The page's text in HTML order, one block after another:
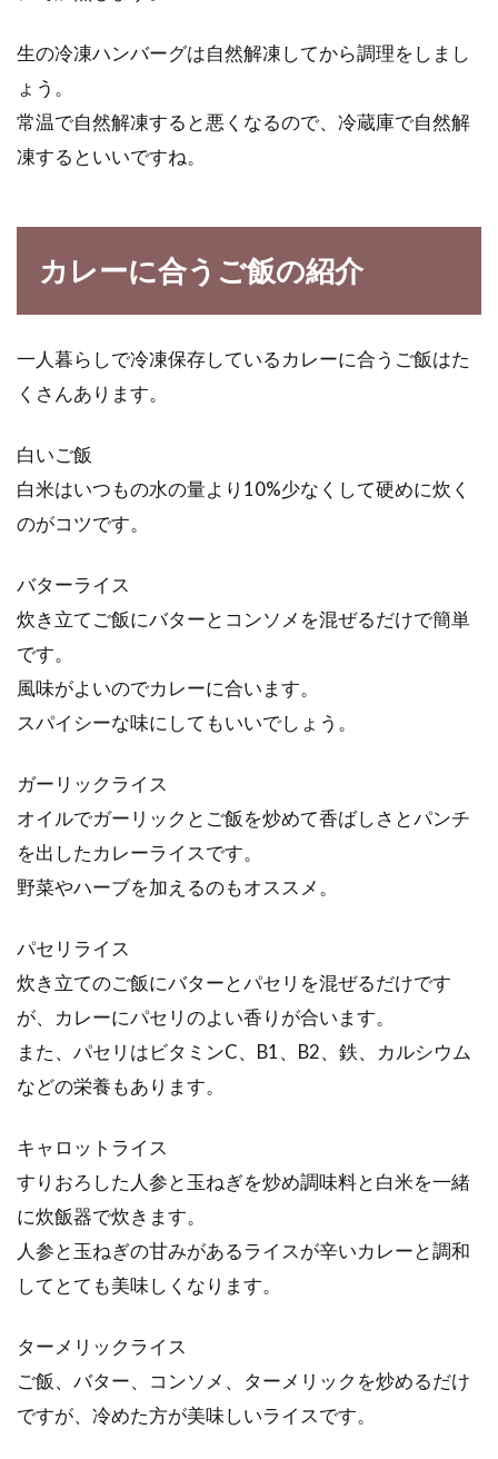
生の冷凍ハンバーグは自然解凍してから調理をしまし
ょう。
常温で自然解凍すると悪くなるので、冷蔵庫で自然解
凍するといいですね。
カレーに合うご飯の紹介
一人暮らしで冷凍保存しているカレーに合うご飯はた
くさんあります。
白いご飯
白米はいつもの水の量より10%少なくして硬めに炊く
のがコツです。
バターライス
炊き立てご飯にバターとコンソメを混ぜるだけで簡単
です。
風味がよいのでカレーに合います。
スパイシーな味にしてもいいでしょう。
ガーリックライス
オイルでガーリックとご飯を炒めて香ばしさとパンチ
を出したカレーライスです。
野菜やハーブを加えるのもオススメ。
パセリライス
炊き立てのご飯にバターとパセリを混ぜるだけです
が、カレーにパセリのよい香りが合います。
また、パセリはビタミンC、B1、B2、鉄、カルシウム
などの栄養もあります。
キャロットライス
すりおろした人参と玉ねぎを炒め調味料と白米を一緒
に炊飯器で炊きます。
人参と玉ねぎの甘みがあるライスが辛いカレーと調和
してとても美味しくなります。
ターメリックライス
ご飯、バター、コンソメ、ターメリックを炒めるだけ
ですが、冷めた方が美味しいライスです。